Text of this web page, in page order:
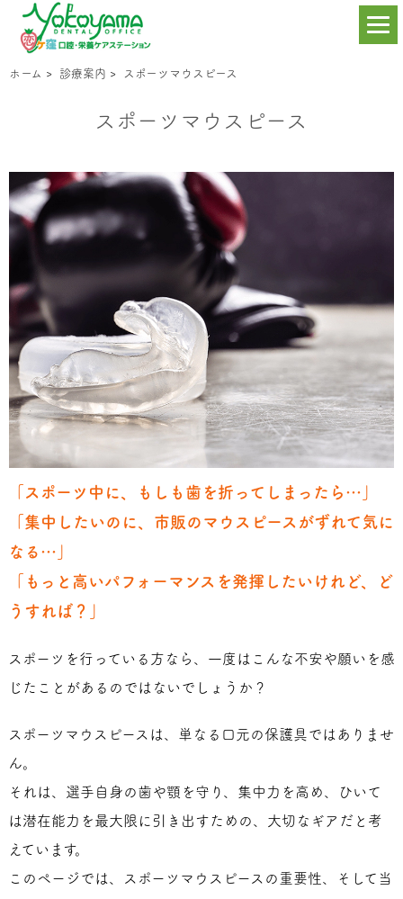
ホーム > 診療案内 > スポーツマウスピース
スポーツマウスピース
「スポーツ中に、もしも歯を折ってしまったら…」
「集中したいのに、市販のマウスピースがずれて気に
なる…」
「もっと高いパフォーマンスを発揮したいけれど、ど
うすれば？」
スポーツを行っている方なら、一度はこんな不安や願いを感
じたことがあるのではないでしょうか？
スポーツマウスピースは、単なる口元の保護具ではありませ
ん。
それは、選手自身の歯や顎を守り、集中力を高め、ひいて
は潜在能力を最大限に引き出すための、大切なギアだと考
えています。
このページでは、スポーツマウスピースの重要性、そして当